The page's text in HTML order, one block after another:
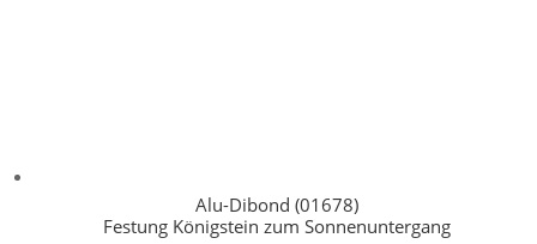
Alu-Dibond (01678)
Festung Königstein zum Sonnenuntergang